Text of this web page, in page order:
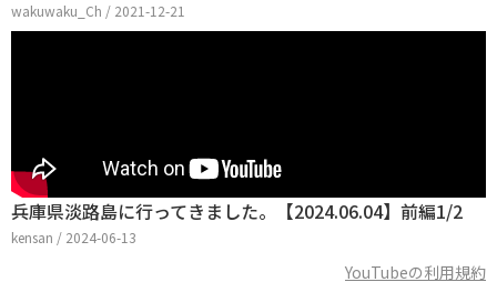
wakuwaku_Ch / 2021-12-21
兵庫県淡路島に行ってきました。【2024.06.04】前編1/2
kensan / 2024-06-13
YouTubeの利用規約